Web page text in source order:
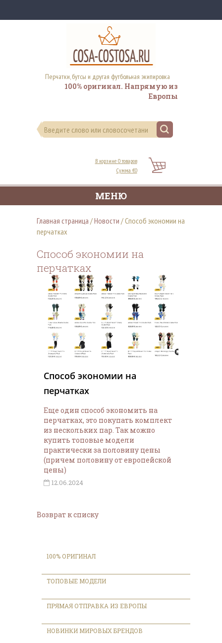
Перчатки, бутсы и другая футбольная экипировка
100% оригинал. Напрямую из
Европы
В корзине 0 товаров
Сумма €0
МЕНЮ
Главная страница /Новости /Способ экономии на
перчатках
Способ экономии на
перчатках
Способ экономии на
перчатках
Еще один способ экономить на
перчатках, это покупать комплект
из нескольких пар. Так можно
купить топовые модели
практически за половину цены
(причем половину от европейской
цены)
12.06.2024
Возврат к списку
100% ОРИГИНАЛ
ТОПОВЫЕ МОДЕЛИ
ПРЯМАЯ ОТПРАВКА ИЗ ЕВРОПЫ
НОВИНКИ МИРОВЫХ БРЕНДОВ